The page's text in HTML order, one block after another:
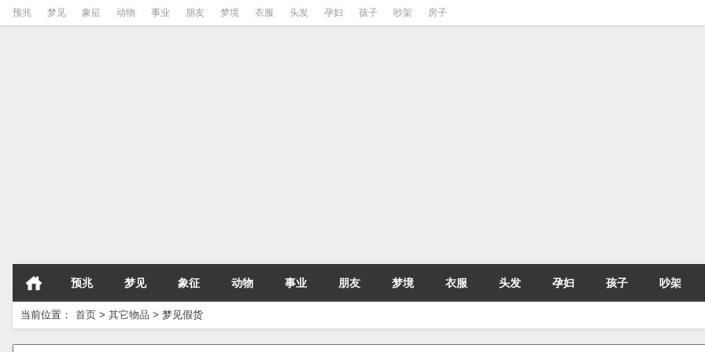
预兆 梦见 象征 动物 事业 朋友 梦境 衣服 头发 孕妇 孩子 吵架 房子
预兆 梦见 象征 动物 事业 朋友 梦境 衣服 头发 孕妇 孩子 吵架
当前位置： 首页 > 其它物品 > 梦见假货